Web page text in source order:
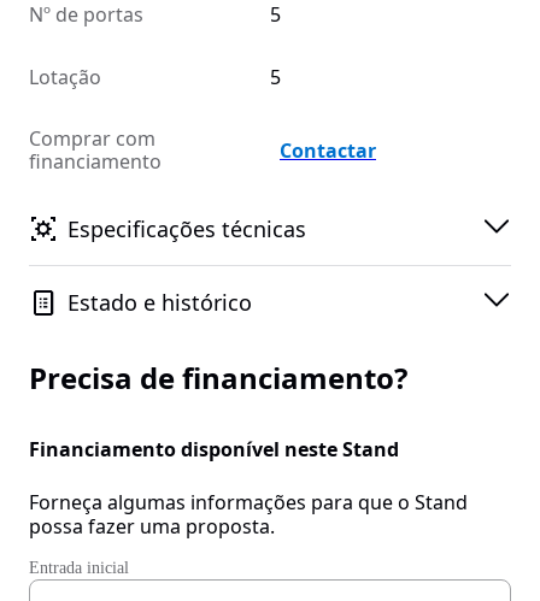
Nº de portas 5
Lotação 5
Comprar com
financiamento
Contactar
Especificações técnicas
Estado e histórico
Precisa de financiamento?
Financiamento disponível neste Stand
Forneça algumas informações para que o Stand
possa fazer uma proposta.
Entrada inicial